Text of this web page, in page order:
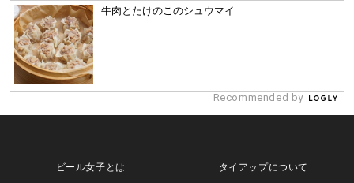
牛肉とたけのこのシュウマイ
Recommended by
ビール女子とは タイアップについて